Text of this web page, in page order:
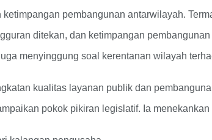
pembangunan antarwilayah.
ditekan, dan ketimpangan
menyinggung soal kerentanan wilayah
kualitas layanan publik dan
pokok pikiran legislatif. Ia